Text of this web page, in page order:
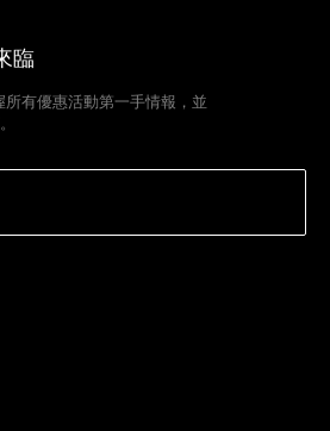
臨
有優惠活動第一手情報，並